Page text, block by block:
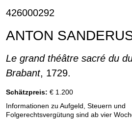
426000292
ANTON
Le grand théâtre sacré du
Brabant, 1729.
Schätzpreis: € 1.200
Informationen zu Aufgeld, Steuern und
Folgerechtsvergütung sind ab vier